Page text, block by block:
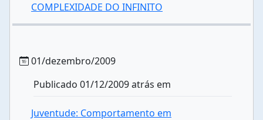
COMPLEXIDADE DO INFINITO
01/dezembro/2009
Publicado 01/12/2009 atrás em
Juventude: Comportamento em